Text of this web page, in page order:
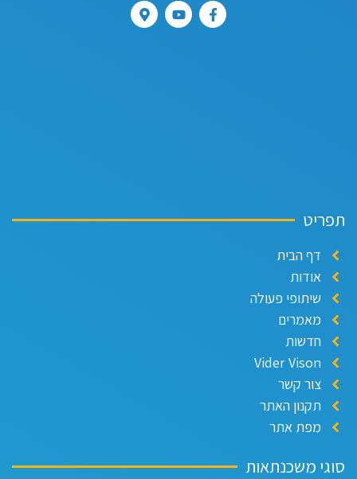
דף הבית
אודות
שיתופי פעולה
מאמרים
חדשות
Vider Vison
צור קשר
תקנון האתר
מפת אתר
משכנתאות